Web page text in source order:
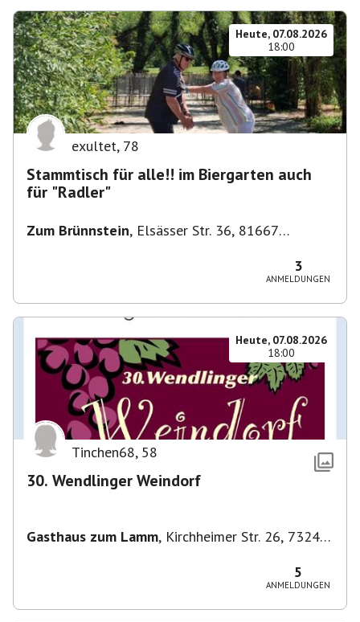
Heute, 07.08.2026
18:00
exultet, 78
Stammtisch für alle!! im Biergarten auch
für "Radler"
Zum Brünnstein, Elsässer Str. 36, 81667
3
ANMELDUNGEN
Heute, 07.08.2026
18:00
Tinchen68, 58
30. Wendlinger Weindorf
Gasthaus zum Lamm, Kirchheimer Str. 26, 73240
5
ANMELDUNGEN